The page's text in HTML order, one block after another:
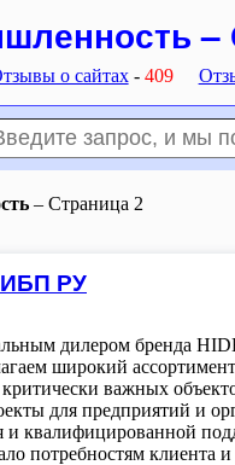
–
о сайтах- 409
– Страница 2
РУ
дилером бренда
широкий
важных
для предприятий и
и квалифицированной
потребностям